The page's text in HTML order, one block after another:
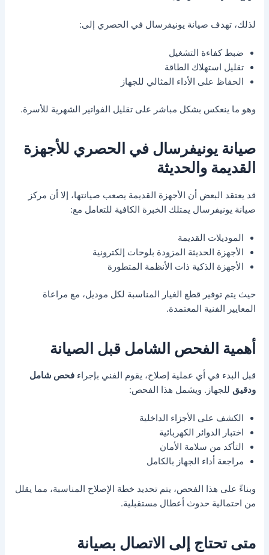
لذلك، تهدف صيانة يونيفرسال في الحصري إلى:
ضبط كفاءة التشغيل
تقليل استهلاك الطاقة
الحفاظ على الأداء المثالي للجهاز
وهو ما ينعكس بشكل مباشر على تقليل الفواتير الشهرية للأسرة.
صيانة يونيفرسال في الحصري للأجهزة
القديمة والحديثة
قد يعتقد البعض أن الأجهزة القديمة يصعب صيانتها، إلا أن مركز
صيانة يونيفرسال يمتلك الخبرة الكافية للتعامل مع:
الموديلات القديمة
الأجهزة الحديثة المزودة بلوحات إلكترونية
الأجهزة الذكية ذات الأنظمة المتطورة
حيث يتم توفير قطع الغيار المناسبة لكل موديل، مع مراعاة
المعايير الفنية المعتمدة.
أهمية الفحص الشامل قبل الصيانة
قبل البدء في أي عملية إصلاح، يقوم الفني بإجراءفحص شامل
ودقيق للجهاز. ويشمل هذا الفحص:
الكشف على الأجزاء الداخلية
اختبار الدوائر الكهربائية
التأكد من سلامة الأمان
مراجعة أداء الجهاز بالكامل
وبناءً على هذا الفحص، يتم تحديد خطة الإصلاح المناسبة، مما يقلل
من احتمالية حدوث أعطال مستقبلية.
متى تحتاج إلى الاتصال بصيانة